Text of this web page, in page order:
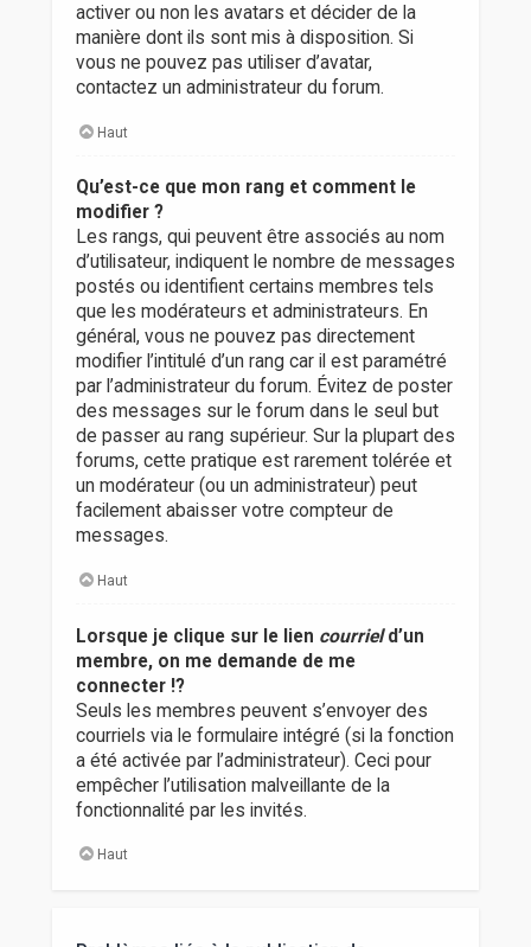
activer ou non les avatars et décider de la
manière dont ils sont mis à disposition. Si
vous ne pouvez pas utiliser d’avatar,
contactez un administrateur du forum.
Haut
Qu’est-ce que mon rang et comment le
modifier ?
Les rangs, qui peuvent être associés au nom
d’utilisateur, indiquent le nombre de messages
postés ou identifient certains membres tels
que les modérateurs et administrateurs. En
général, vous ne pouvez pas directement
modifier l’intitulé d’un rang car il est paramétré
par l’administrateur du forum. Évitez de poster
des messages sur le forum dans le seul but
de passer au rang supérieur. Sur la plupart des
forums, cette pratique est rarement tolérée et
un modérateur (ou un administrateur) peut
facilement abaisser votre compteur de
messages.
Haut
Lorsque je clique sur le lien courrield’un
membre, on me demande de me
connecter !?
Seuls les membres peuvent s’envoyer des
courriels via le formulaire intégré (si la fonction
a été activée par l’administrateur). Ceci pour
empêcher l’utilisation malveillante de la
fonctionnalité par les invités.
Haut